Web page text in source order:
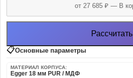
Рассчитать
📋Основные параметры
МАТЕРИАЛ КОРПУСА:
Egger 18 мм PUR / МДФ